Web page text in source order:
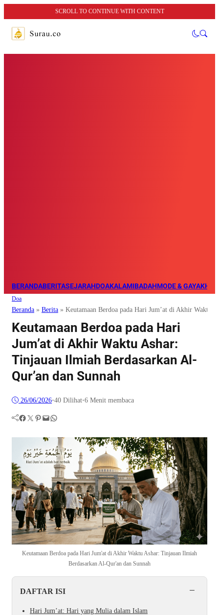
SCROLL TO CONTINUE WITH CONTENT
BERANDABERITASEJARAHDOAKALAMIBADAHMODE & GAYA
Doa
Beranda » Berita » Keutamaan Berdoa pada Hari Jum’at di Akhir Waktu
Keutamaan Berdoa pada Hari
Jum’at di Akhir Waktu Ashar:
Tinjauan Ilmiah Berdasarkan Al-
Qur’an dan Sunnah
26/06/2026•40 Dilihat•6 Menit membaca
Facebook Twitter Pinterest Mail WhatsApp
Keutamaan Berdoa pada Hari Jum'at di Akhir Waktu Ashar: Tinjauan Ilmiah
Berdasarkan Al-Qur'an dan Sunnah
DAFTAR ISI −
Hari Jum’at: Hari yang Mulia dalam Islam